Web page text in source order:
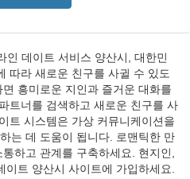
인 데이트 서비스 양산시, 대한민
따라 새로운 친구를 사귈 수 있도
흥미로운 지인과 즐거운 대화를
트너를 검색하고 새로운 친구를 사
트 시스템은 가상 커뮤니케이션을
는 데 도움이 됩니다. 로맨틱한 만
하고 관계를 구축하세요. 현지인,
트 양산시 사이트에 가입하세요.